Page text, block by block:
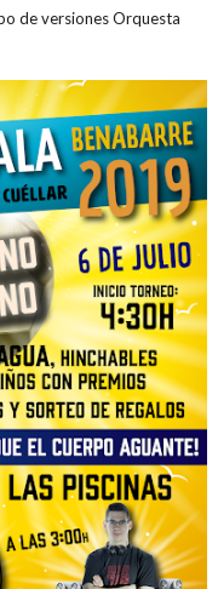
de versiones Orquesta